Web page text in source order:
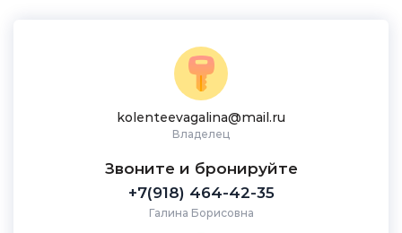
kolenteevagalina@mail.ru
Владелец
Звоните и бронируйте
+7(918) 464-42-35
Галина Борисовна